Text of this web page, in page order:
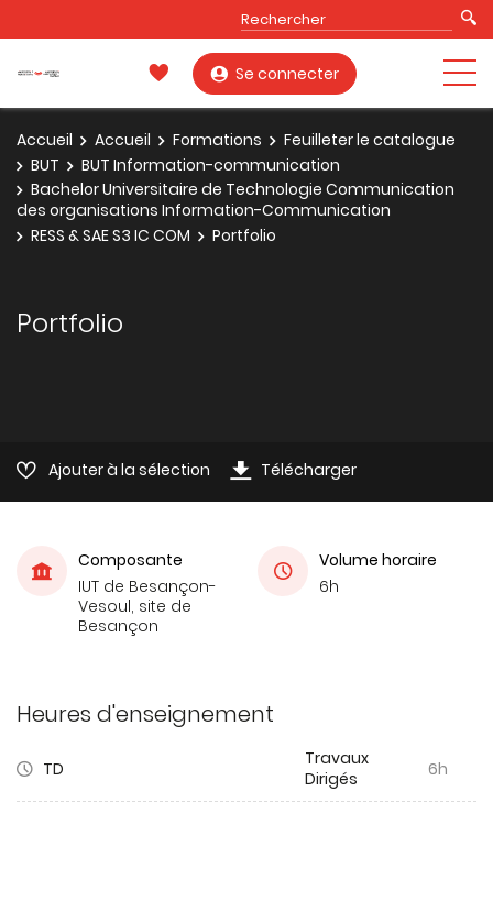
Se connecter
Accueil Accueil Formations
Feuilleter le catalogue
BUT
BUT Information-communication
Bachelor Universitaire de Technologie Communication
des organisations Information-Communication
RESS & SAE S3 IC COM
Portfolio
Portfolio
Ajouter à la sélection Télécharger
Composante
IUT de Besançon-
Vesoul, site de
Besançon
Volume horaire
6h
Heures d'enseignement
TD
Travaux
Dirigés
6h